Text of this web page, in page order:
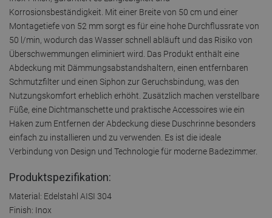
Korrosionsbeständigkeit. Mit einer Breite von 50 cm und einer
Montagetiefe von 52 mm sorgt es für eine hohe Durchflussrate von
50 l/min, wodurch das Wasser schnell abläuft und das Risiko von
Überschwemmungen eliminiert wird. Das Produkt enthält eine
Abdeckung mit Dämmungsabstandshaltern, einen entfernbaren
Schmutzfilter und einen Siphon zur Geruchsbindung, was den
Nutzungskomfort erheblich erhöht. Zusätzlich machen verstellbare
Füße, eine Dichtmanschette und praktische Accessoires wie ein
Haken zum Entfernen der Abdeckung diese Duschrinne besonders
einfach zu installieren und zu verwenden. Es ist die ideale
Verbindung von Design und Technologie für moderne Badezimmer.
Produktspezifikation:
Material: Edelstahl AISI 304
Finish: Inox